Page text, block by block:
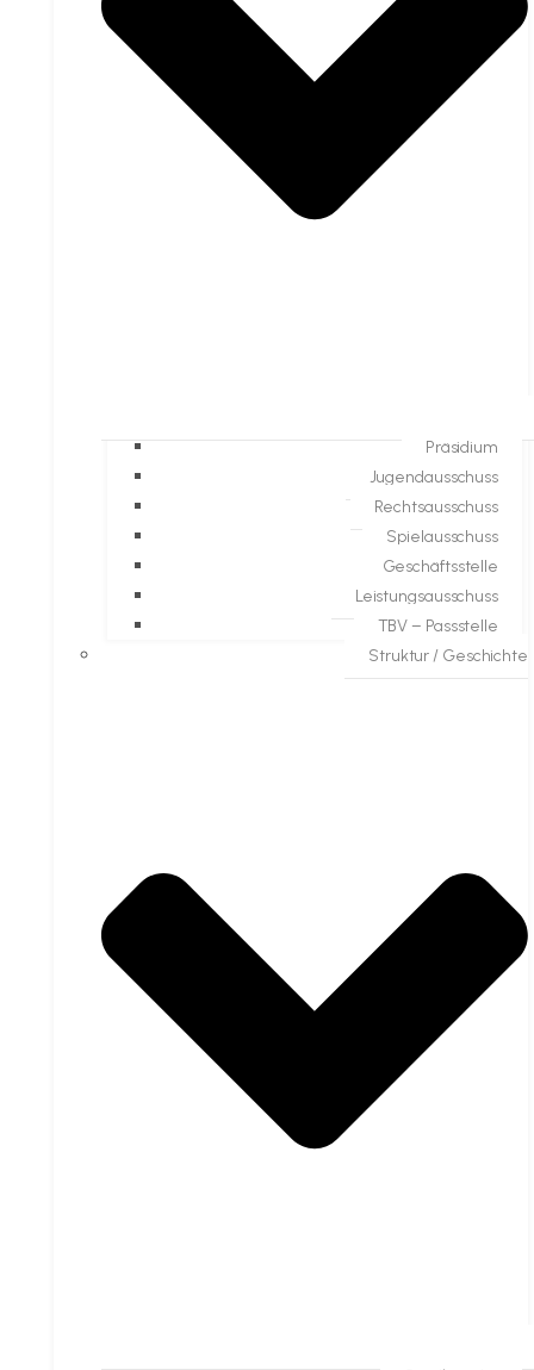
Präsidium
Jugendausschuss
Rechtsausschuss
Spielausschuss
Geschäftsstelle
Leistungsausschuss
TBV – Passstelle
Struktur / Geschichte